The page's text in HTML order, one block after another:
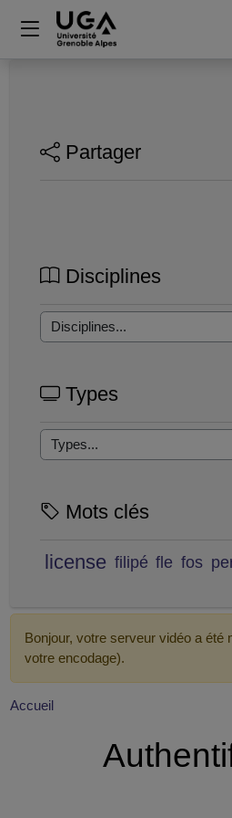
Partager
Disciplines
Types
Mots clés
license filipé fle fos
Bonjour, votre serveur vidéo a
votre encodage).
Accueil